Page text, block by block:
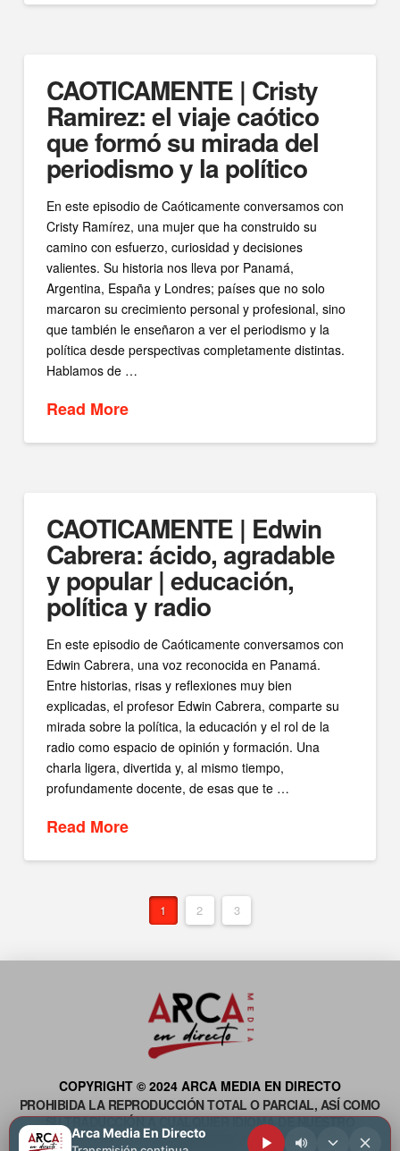
CAOTICAMENTE | Cristy
Ramirez: el viaje caótico
que formó su mirada del
periodismo y la político
En este episodio de Caóticamente conversamos con
Cristy Ramírez, una mujer que ha construido su
camino con esfuerzo, curiosidad y decisiones
valientes. Su historia nos lleva por Panamá,
Argentina, España y Londres; países que no solo
marcaron su crecimiento personal y profesional, sino
que también le enseñaron a ver el periodismo y la
política desde perspectivas completamente distintas.
Hablamos de …
Read More
CAOTICAMENTE | Edwin
Cabrera: ácido, agradable
y popular | educación,
política y radio
En este episodio de Caóticamente conversamos con
Edwin Cabrera, una voz reconocida en Panamá.
Entre historias, risas y reflexiones muy bien
explicadas, el profesor Edwin Cabrera, comparte su
mirada sobre la política, la educación y el rol de la
radio como espacio de opinión y formación. Una
charla ligera, divertida y, al mismo tiempo,
profundamente docente, de esas que te …
Read More
1 2 3
COPYRIGHT © 2024 ARCA MEDIA EN DIRECTO
PROHIBIDA LA REPRODUCCIÓN TOTAL O PARCIAL, ASÍ COMO
SU TRADUCCIÓN A CUALQUIER IDIOMA DE NUESTRO
CONTENIDO, SIN AUTORIZACIÓN ESCRITA DE SU
Arca Media En Directo